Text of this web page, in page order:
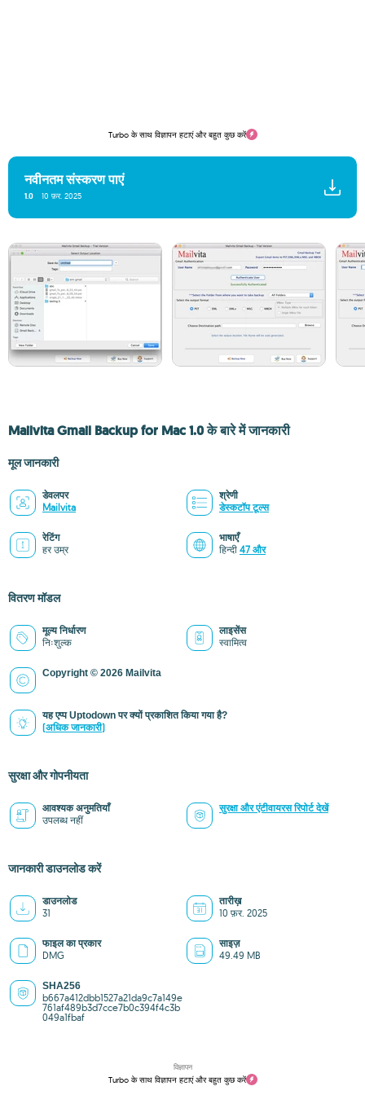
Turbo के साथ विज्ञापन हटाएं और बहुत कुछ करें
नवीनतम संस्करण पाएं
1.0 10 फ़र. 2025
Mailvita Gmail Backup for Mac 1.0 के बारे में जानकारी
मूल जानकारी
डेवलपर
Mailvita
श्रेणी
डेस्कटॉप टूल्स
रेटिंग
हर उम्र
भाषाएँ
हिन्दी 47 और
वितरण मॉडल
मूल्य निर्धारण
निःशुल्क
लाइसेंस
स्वामित्व
Copyright © 2026 Mailvita
यह एप्प Uptodown पर क्यों प्रकाशित किया गया है?
(अधिक जानकारी)
सुरक्षा और गोपनीयता
आवश्यक अनुमतियाँ
उपलब्ध नहीं
सुरक्षा और एंटीवायरस रिपोर्ट देखें
जानकारी डाउनलोड करें
डाउनलोड
31
तारीख़
10 फ़र. 2025
फाइल का प्रकार
DMG
साइज़
49.49 MB
SHA256
b667a412dbb1527a21da9c7a149e
761af489b3d7cce7b0c394f4c3b
049a1fbaf
विज्ञापन
Turbo के साथ विज्ञापन हटाएं और बहुत कुछ करें